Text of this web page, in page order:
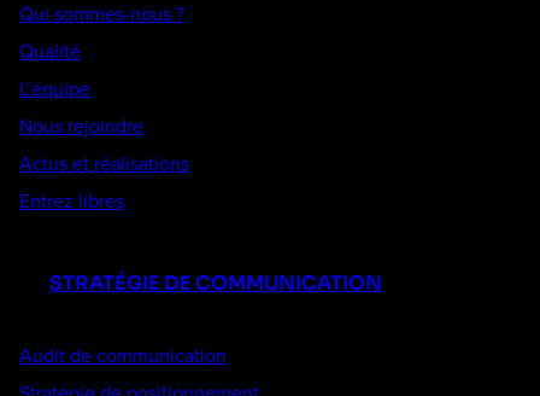
Qui sommes-nous ?
Qualité
L’équipe
Nous rejoindre
Actus et réalisations
Entrez libres
STRATÉGIE DE COMMUNICATION
Audit de communication